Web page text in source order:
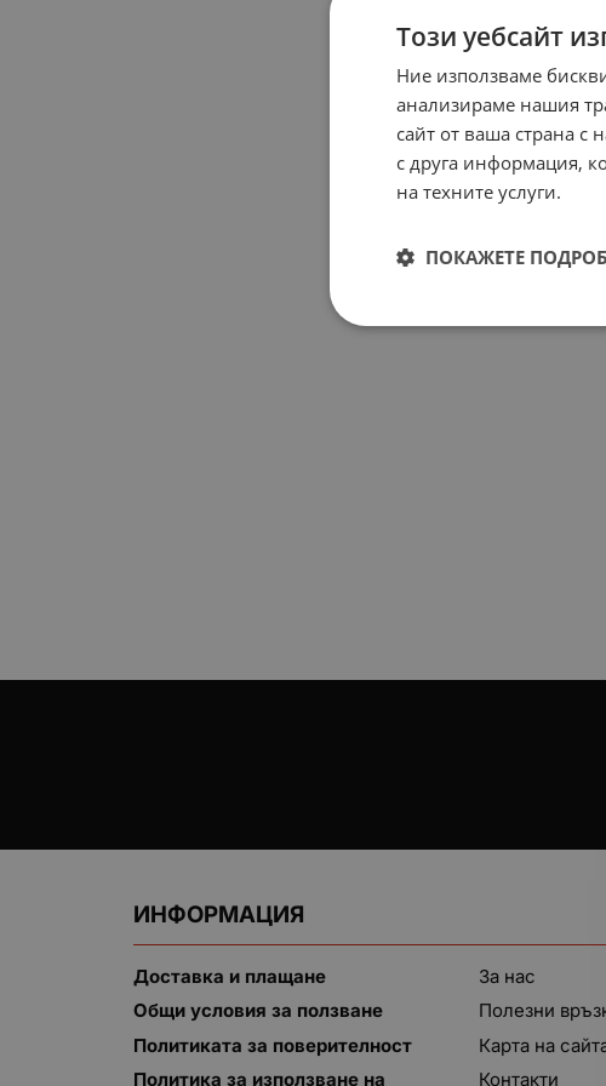
ИНФОРМАЦИЯ
Доставка и плащане
Общи условия за ползване
Политиката за поверителност
Политика за използване на
За нас
Полезни
Карта на
Контакти
Този уебсайт
Ние използваме
анализираме нашия
сайт от ваша страна
с друга информация,
на техните услуги.
ПОКАЖЕТЕ